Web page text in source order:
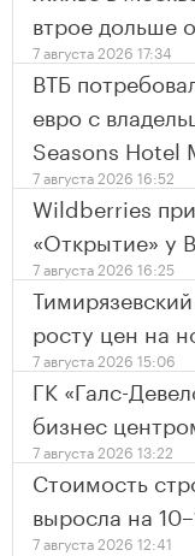
втрое дольше
7 августа 2026 17:34
ВТБ
евро с
Seasons Hotel
7 августа 2026 16:52
Wildberries
«Открытие» у
7 августа 2026 16:25
росту цен на
7 августа 2026 15:06
ГК «Галс-
бизнес
7 августа 2026 13:22
Стоимость
выросла на
7 августа 2026 12:41